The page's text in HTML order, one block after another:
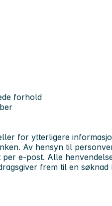
forhold
for ytterligere
Av hensyn til
e-post. Alle
frem til en søknad